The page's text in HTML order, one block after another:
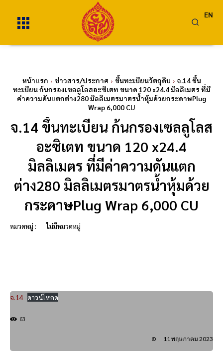
EN
หน้าแรก ข่าวสาร/ประกาศ ขึ้นทะเบียนวัตถุดิบ
จ.14 ขึ้น
ทะเบียน ก้นกรองเซลลูโลสอะซิเตท ขนาด 120 x24.4 มิลลิเมตร ที่มี
ค่าความดันแตกต่าง280 มิลลิเมตรมาตรน้ำหุ้มด้วยกระดาษPlug
Wrap 6,000 CU
จ.14 ขึ้นทะเบียน ก้นกรองเซลลูโลส
อะซิเตท ขนาด 120 x24.4
มิลลิเมตร ที่มีค่าความดันแตก
ต่าง280 มิลลิเมตรมาตรน้ำหุ้มด้วย
กระดาษPlug Wrap 6,000 CU
หมวดหมู่ : ไม่มีหมวดหมู่
จ.14 ดาวน์โหลด
63
11 พฤษภาคม 2023